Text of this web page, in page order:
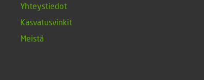
Yhteystiedot
Kasvatusvinkit
Meistä